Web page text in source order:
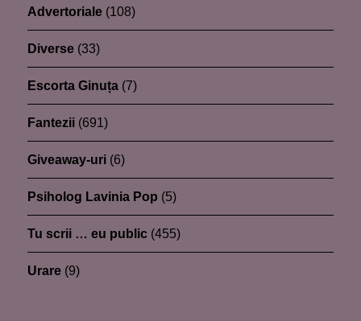
Advertoriale (108)
Diverse (33)
Escorta Ginuța (7)
Fantezii (691)
Giveaway-uri (6)
Psiholog Lavinia Pop (5)
Tu scrii … eu public (455)
Urare (9)